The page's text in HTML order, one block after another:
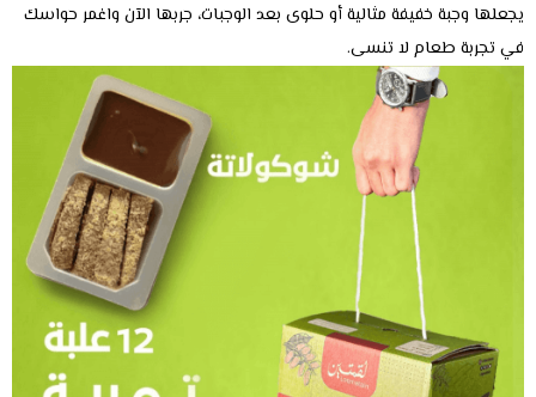
يجعلها وجبة خفيفة مثالية أو حلوى بعد الوجبات، جربها الآن واغمر حواسك
في تجربة طعام لا تنسى.